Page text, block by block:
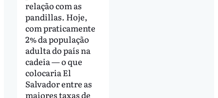
relação com as
pandillas. Hoje,
com praticamente
2% da população
adulta do país na
cadeia — o que
colocaria El
Salvador entre as
maiores taxas de